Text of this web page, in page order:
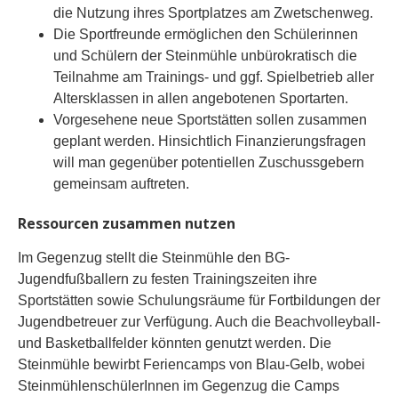
die Nutzung ihres Sportplatzes am Zwetschenweg.
Die Sportfreunde ermöglichen den Schülerinnen
und Schülern der Steinmühle unbürokratisch die
Teilnahme am Trainings- und ggf. Spielbetrieb aller
Altersklassen in allen angebotenen Sportarten.
Vorgesehene neue Sportstätten sollen zusammen
geplant werden. Hinsichtlich Finanzierungsfragen
will man gegenüber potentiellen Zuschussgebern
gemeinsam auftreten.
Ressourcen zusammen nutzen
Im Gegenzug stellt die Steinmühle den BG-
Jugendfußballern zu festen Trainingszeiten ihre
Sportstätten sowie Schulungsräume für Fortbildungen der
Jugendbetreuer zur Verfügung. Auch die Beachvolleyball-
und Basketballfelder könnten genutzt werden. Die
Steinmühle bewirbt Feriencamps von Blau-Gelb, wobei
SteinmühlenschülerInnen im Gegenzug die Camps